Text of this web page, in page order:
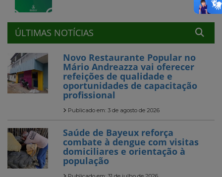
ÚLTIMAS NOTÍCIAS
Novo Restaurante Popular no
Mário Andreazza vai oferecer
refeições de qualidade e
oportunidades de capacitação
profissional
Publicado em: 3 de agosto de 2026
Saúde de Bayeux reforça
combate à dengue com visitas
domiciliares e orientação à
população